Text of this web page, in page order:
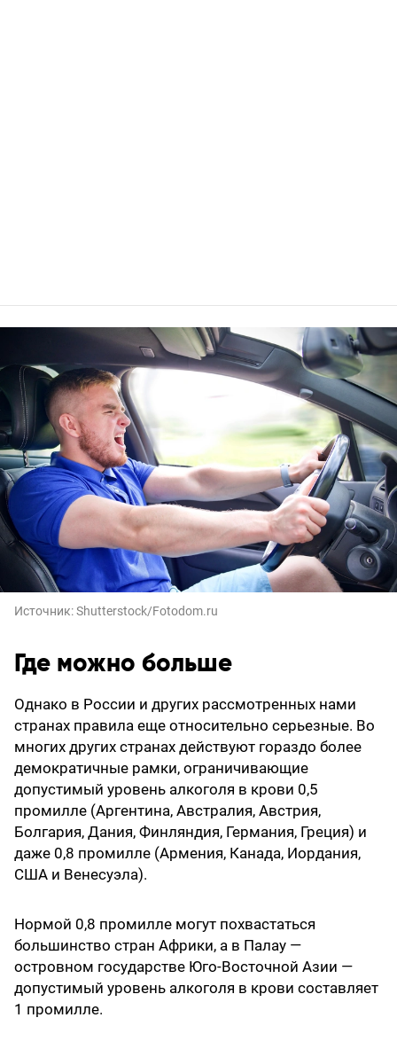
Источник:Shutterstock/Fotodom.ru
Где можно больше
Однако в России и других рассмотренных нами
странах правила еще относительно серьезные. Во
многих других странах действуют гораздо более
демократичные рамки, ограничивающие
допустимый уровень алкоголя в крови 0,5
промилле (Аргентина, Австралия, Австрия,
Болгария, Дания, Финляндия, Германия, Греция) и
даже 0,8 промилле (Армения, Канада, Иордания,
США и Венесуэла).
Нормой 0,8 промилле могут похвастаться
большинство стран Африки, а в Палау —
островном государстве Юго-Восточной Азии —
допустимый уровень алкоголя в крови составляет
1 промилле.